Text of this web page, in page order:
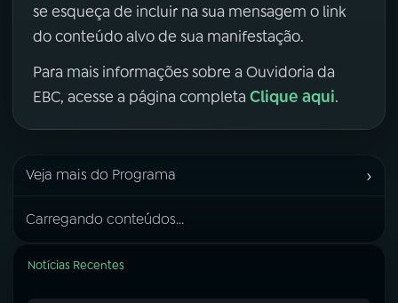
se esqueça de incluir na sua mensagem o link
do conteúdo alvo de sua manifestação.
Para mais informações sobre a Ouvidoria da
EBC, acesse a página completa Clique aqui.
Veja mais do Programa ›
Carregando conteúdos...
Notícias Recentes